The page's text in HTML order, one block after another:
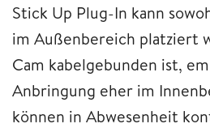
Stick Up Plug-In kann
im Außenbereich platziert
Cam kabelgebunden ist,
Anbringung eher im
können in Abwesenheit